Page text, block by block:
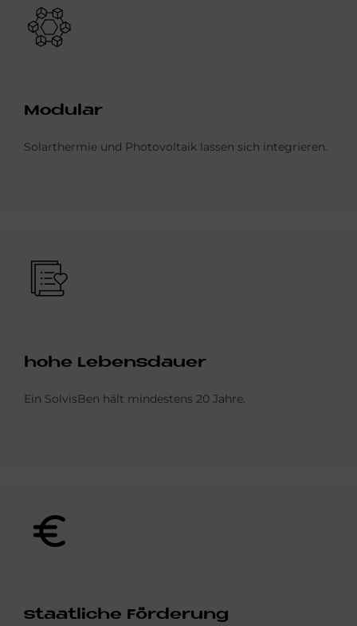
Bild
Mo­du­lar
Solarthermie und Photovoltaik lassen sich integrieren.
Bild
hohe Le­bens­dau­er
Ein SolvisBen hält mindestens 20 Jahre.
staat­li­che För­de­rung